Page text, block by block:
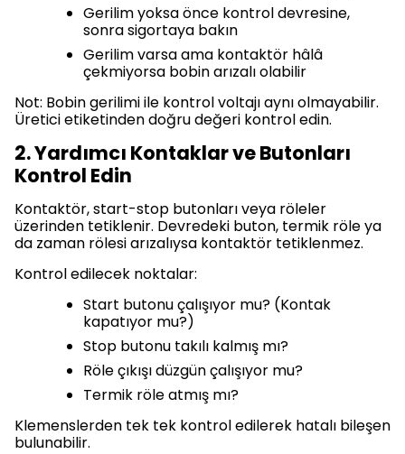
Gerilim yoksa önce kontrol devresine,
sonra sigortaya bakın
Gerilim varsa ama kontaktör hâlâ
çekmiyorsa bobin arızalı olabilir
Not: Bobin gerilimi ile kontrol voltajı aynı olmayabilir.
Üretici etiketinden doğru değeri kontrol edin.
2. Yardımcı Kontaklar ve Butonları
Kontrol Edin
Kontaktör, start-stop butonları veya röleler
üzerinden tetiklenir. Devredeki buton, termik röle ya
da zaman rölesi arızalıysa kontaktör tetiklenmez.
Kontrol edilecek noktalar:
Start butonu çalışıyor mu? (Kontak
kapatıyor mu?)
Stop butonu takılı kalmış mı?
Röle çıkışı düzgün çalışıyor mu?
Termik röle atmış mı?
Klemenslerden tek tek kontrol edilerek hatalı bileşen
bulunabilir.